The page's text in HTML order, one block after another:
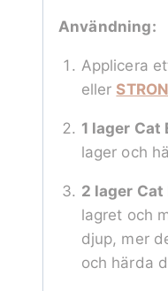
Användning:
Applicera
eller
1 lager Cat
lager och
2 lager Cat
lagret och
djup, mer
och härda